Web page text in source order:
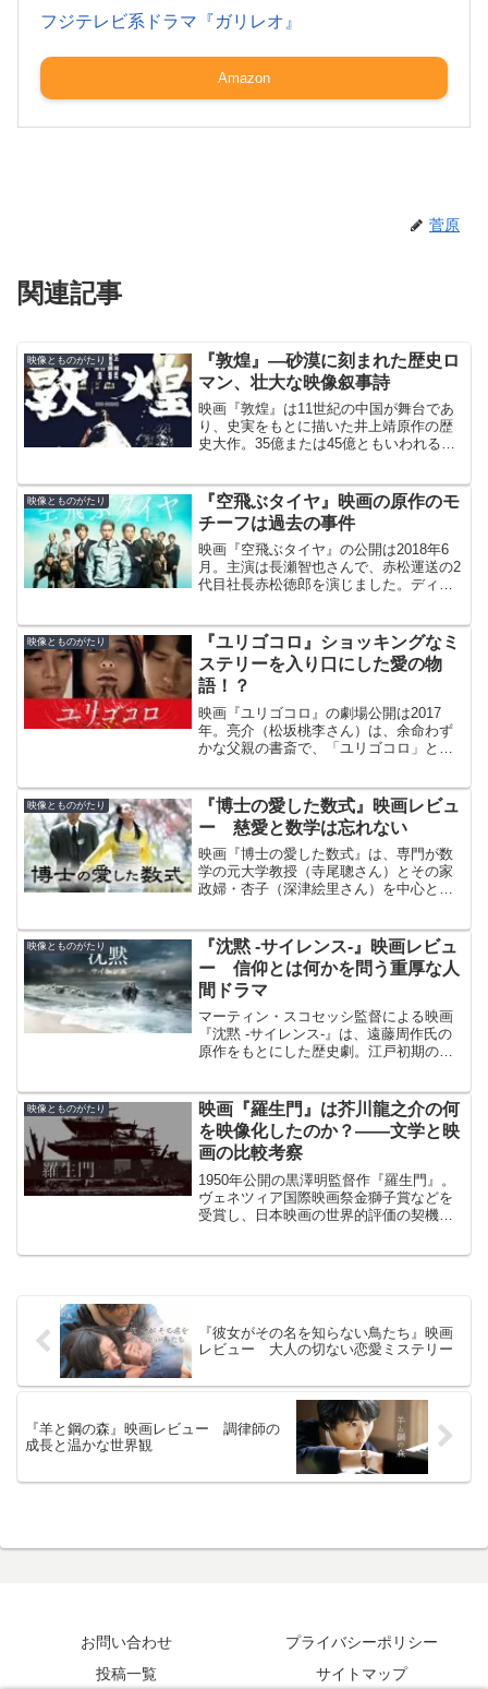
フジテレビ系ドラマ『ガリレオ』
Amazon
菅原
関連記事
映像とものがたり
『敦煌』—砂漠に刻まれた歴史ロ
マン、壮大な映像叙事詩
映画『敦煌』は11世紀の中国が舞台であ
り、史実をもとに描いた井上靖原作の歴
史大作。35億または45億ともいわれる巨
藤浩市さん、中川安奈さん、渡瀬恒彦さ
んらが出演された。
映像とものがたり
『空飛ぶタイヤ』映画の原作のモ
チーフは過去の事件
映画『空飛ぶタイヤ』の公開は2018年6
月。主演は長瀬智也さんで、赤松運送の2
代目社長赤松徳郎を演じました。ディー
の同名小説で、監督は本木克英さん、脚
本は林民夫さん。
映像とものがたり
『ユリゴコロ』ショッキングなミ
ステリーを入り口にした愛の物
語！？
映画『ユリゴコロ』の劇場公開は2017
年。亮介（松坂桃李さん）は、余命わず
かな父親の書斎で、「ユリゴコロ」と書
記。脚本・監督を熊澤尚人さんが務め
た。
映像とものがたり
『博士の愛した数式』映画レビュ
ー 慈愛と数学は忘れない
映画『博士の愛した数式』は、専門が数
学の元大学教授（寺尾聰さん）とその家
政婦・杏子（深津絵里さん）を中心とす
説が原作。
映像とものがたり
『沈黙 -サイレンス-』映画レビュ
ー 信仰とは何かを問う重厚な人
間ドラマ
マーティン・スコセッシ監督による映画
『沈黙 -サイレンス-』は、遠藤周作氏の
原作をもとにした歴史劇。江戸初期の長
的なドラマが展開されます。
映像とものがたり
映画『羅生門』は芥川龍之介の何
を映像化したのか？――文学と映
画の比較考察
1950年公開の黒澤明監督作『羅生門』。
ヴェネツィア国際映画祭金獅子賞などを
受賞し、日本映画の世界的評価の契機
『彼女がその名を知らない鳥たち』映画
レビュー 大人の切ない恋愛ミステリー
『羊と鋼の森』映画レビュー 調律師の
成長と温かな世界観
お問い合わせ
プライバシーポリシー
投稿一覧
サイトマップ